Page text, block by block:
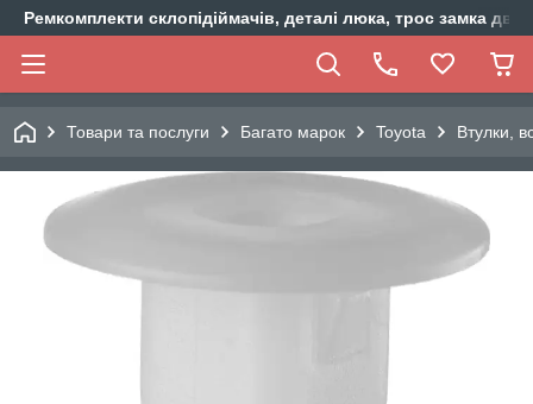
Ремкомплекти склопідіймачів, деталі люка, трос замка
Товари та послуги Багато марок Toyota Втулки,